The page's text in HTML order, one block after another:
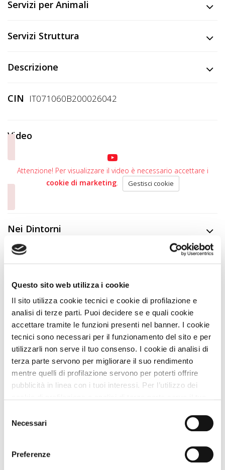
Questo sito web utilizza i cookie
Il sito utilizza cookie tecnici e cookie di profilazione e
analisi di terze parti. Puoi decidere se e quali cookie
accettare tramite le funzioni presenti nel banner. I cookie
tecnici sono necessari per il funzionamento del sito e per
utilizzarli non serve il tuo consenso. I cookie di analisi di
terza parte servono per migliorare il suo rendimento
mentre quelli di profilazione servono per poterti offrire
pubblicità in linea con i tuoi interessi. Per l’utilizzo dei
senza accettare” verranno installati solo i cookie tecnici.
Cliccando il pulsante “Accetta tutto” acconsenti all’utilizzo
di tutti i cookie. Cliccando il pulsante “mostra dettagli”
troverai le varie categorie di cookie e potrai accettare o
delNecessari
Preferenze
Servizi per Animali
Servizi Struttura
Descrizione
CIN IT071060B200026042
Video
Attenzione! Per visualizzare il video è necessario accettare i
cookie di marketing. Gestisci cookie
Nei Dintorni
Dove siamo
+
−
Leaflet |© OpenStreetMapcontributors
Social della Struttura